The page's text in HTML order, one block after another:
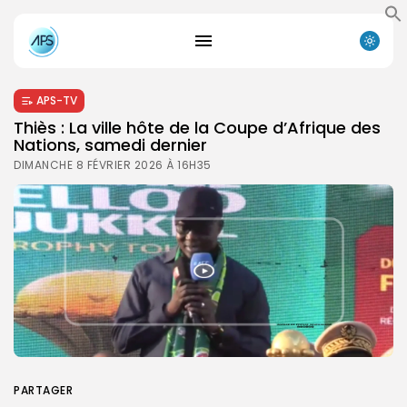
APS-TV
Thiès : La ville hôte de la Coupe d’Afrique des
Nations, samedi dernier
DIMANCHE 8 FÉVRIER 2026 À 16H35
PARTAGER